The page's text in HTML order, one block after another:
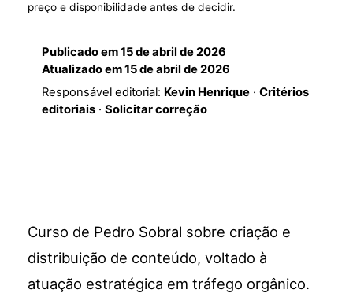
preço e disponibilidade antes de decidir.
Publicado em15 de abril de 2026
Atualizado em15 de abril de 2026
Responsável editorial: Kevin Henrique· Critérios
editoriais· Solicitar correção
Curso de Pedro Sobral sobre criação e
distribuição de conteúdo, voltado à
atuação estratégica em tráfego orgânico.